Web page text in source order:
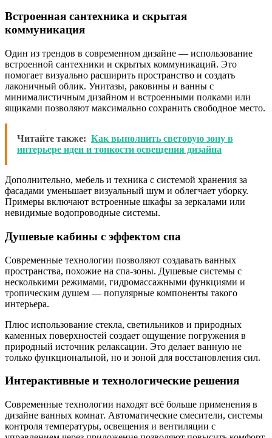
Встроенная сантехника и скрытая
коммуникация
Один из трендов в современном дизайне — использование
встроенной сантехники и скрытых коммуникаций. Это
помогает визуально расширить пространство и создать
лаконичный облик. Унитазы, раковины и ванны с
минималистичным дизайном и встроенными полками или
ящиками позволяют максимально сохранить свободное место.
Читайте также: Как выполнить световую зону в
интерьере идеи и тонкости освещения дизайна
Дополнительно, мебель и техника с системой хранения за
фасадами уменьшает визуальный шум и облегчает уборку.
Примеры включают встроенные шкафы за зеркалами или
невидимые водопроводные системы.
Душевые кабины с эффектом спа
Современные технологии позволяют создавать ванных
пространства, похожие на спа-зоны. Душевые системы с
несколькими режимами, гидромассажными функциями и
тропическим душем — популярные компоненты такого
интерьера.
Плюс использование стекла, светильников и природных
каменных поверхностей создает ощущение погружения в
природный источник релаксации. Это делает ванную не
только функциональной, но и зоной для восстановления сил.
Интерактивные и технологические решения
Современные технологии находят всё больше применения в
дизайне ванных комнат. Автоматические смесители, системы
контроля температуры, освещения и вентиляции с